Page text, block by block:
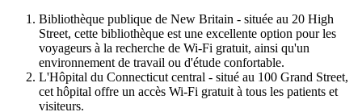
Bibliothèque publique de New Britain - située au 20 High
Street, cette bibliothèque est une excellente option pour les
voyageurs à la recherche de Wi-Fi gratuit, ainsi qu'un
environnement de travail ou d'étude confortable.
L'Hôpital du Connecticut central - situé au 100 Grand Street,
cet hôpital offre un accès Wi-Fi gratuit à tous les patients et
visiteurs.